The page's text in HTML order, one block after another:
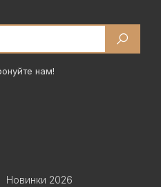
нам!
Новинки 2026